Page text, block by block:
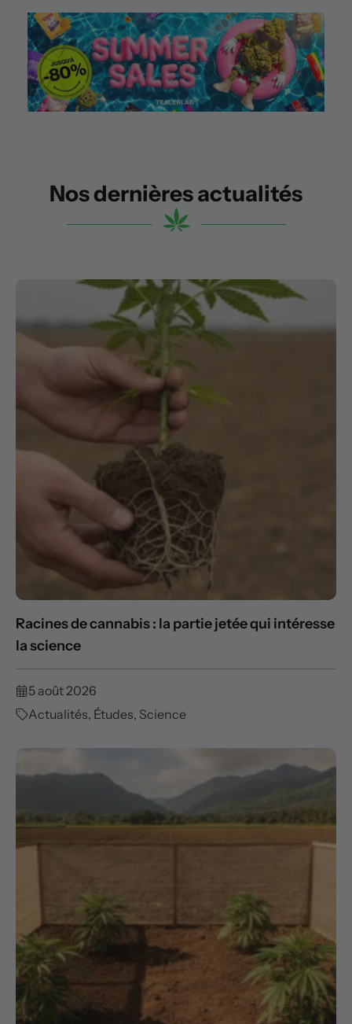
Nos dernières actualités
Racines de cannabis : la partie jetée qui intéresse
la science
5 août 2026
Actualités, Études, Science